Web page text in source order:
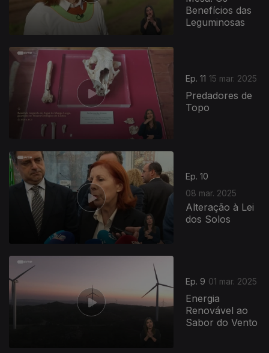
Benefícios das
Leguminosas
Ep. 11 15 mar. 2025
Predadores de
Topo
Ep. 10
08 mar. 2025
Alteração à Lei
dos Solos
Ep. 9 01 mar. 2025
Energia
Renovável ao
Sabor do Vento